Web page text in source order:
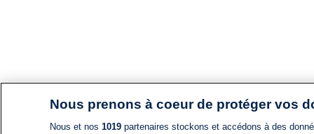
Nous prenons à coeur de protéger vos
Nous et nos 1019partenaires stockons et accédons à des